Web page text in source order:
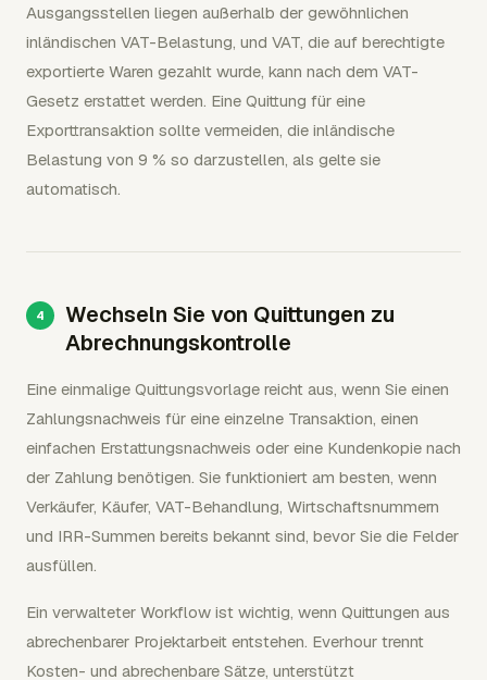
Ausgangsstellen liegen außerhalb der gewöhnlichen
inländischen VAT-Belastung, und VAT, die auf berechtigte
exportierte Waren gezahlt wurde, kann nach dem VAT-
Gesetz erstattet werden. Eine Quittung für eine
Exporttransaktion sollte vermeiden, die inländische
Belastung von 9 % so darzustellen, als gelte sie
automatisch.
Wechseln Sie von Quittungen zu
Abrechnungskontrolle
Eine einmalige Quittungsvorlage reicht aus, wenn Sie einen
Zahlungsnachweis für eine einzelne Transaktion, einen
einfachen Erstattungsnachweis oder eine Kundenkopie nach
der Zahlung benötigen. Sie funktioniert am besten, wenn
Verkäufer, Käufer, VAT-Behandlung, Wirtschaftsnummern
und IRR-Summen bereits bekannt sind, bevor Sie die Felder
ausfüllen.
Ein verwalteter Workflow ist wichtig, wenn Quittungen aus
abrechenbarer Projektarbeit entstehen. Everhour trennt
Kosten- und abrechenbare Sätze, unterstützt